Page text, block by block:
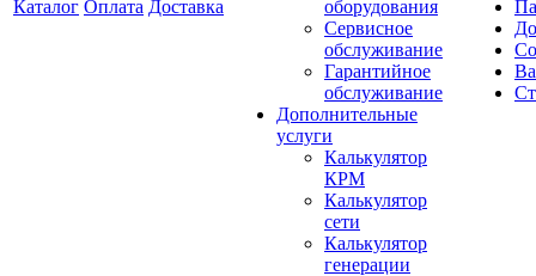
Каталог Оплата Доставка
оборудования
Сервисное
обслуживание
Гарантийное
обслуживание
Дополнительные
услуги
Калькулятор
КРМ
Калькулятор
сети
Калькулятор
генерации